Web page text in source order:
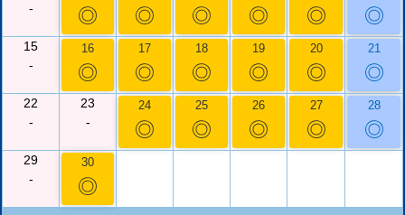
-
◎ ◎ ◎ ◎ ◎ ◎
15
-
16
◎
17
◎
18
◎
19
◎
20
◎
21
◎
22
-
23
-
24
◎
25
◎
26
◎
27
◎
28
◎
29
-
30
◎